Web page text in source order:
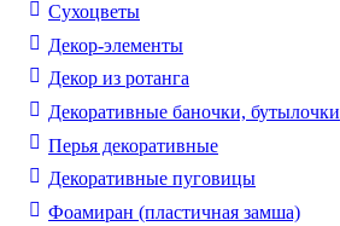
Cухоцветы
Декор-элементы
Декор из ротанга
Декоративные баночки, бутылочки
Перья декоративные
Декоративные пуговицы
Фоамиран (пластичная замша)